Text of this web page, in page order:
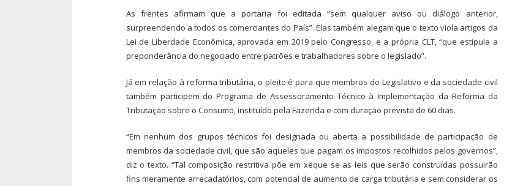
As frentes afirmam que a portaria foi editada “sem qualquer aviso ou diálogo anterior,
surpreendendo a todos os comerciantes do País”. Elas também alegam que o texto viola artigos da
Lei de Liberdade Econômica, aprovada em 2019 pelo Congresso, e a própria CLT, “que estipula a
preponderância do negociado entre patrões e trabalhadores sobre o legislado”.
Já em relação à reforma tributária, o pleito é para que membros do Legislativo e da sociedade civil
também participem do Programa de Assessoramento Técnico à Implementação da Reforma da
Tributação sobre o Consumo, instituído pela Fazenda e com duração prevista de 60 dias.
“Em nenhum dos grupos técnicos foi designada ou aberta a possibilidade de participação de
membros da sociedade civil, que são aqueles que pagam os impostos recolhidos pelos governos”,
diz o texto. “Tal composição restritiva põe em xeque se as leis que serão construídas possuirão
fins meramente arrecadatórios, com potencial de aumento de carga tributária e sem considerar os